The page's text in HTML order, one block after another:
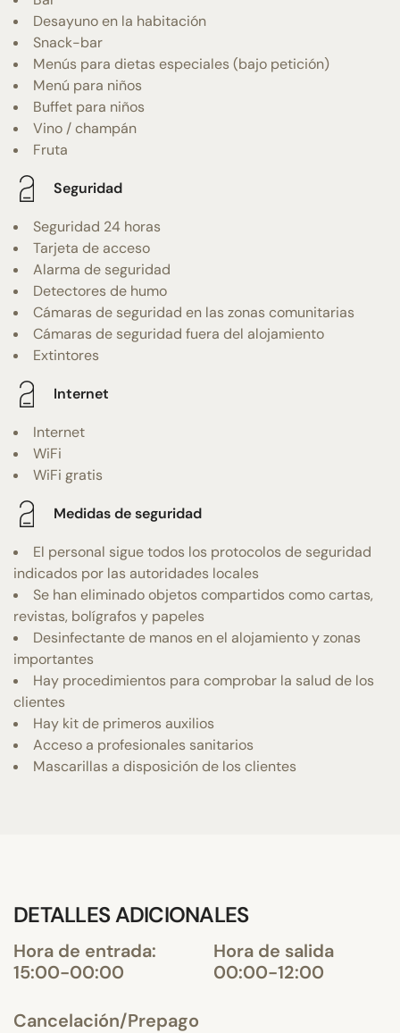
Desayuno en la habitación
Snack-bar
Menús para dietas especiales (bajo petición)
Menú para niños
Buffet para niños
Vino / champán
Fruta
Seguridad
Seguridad 24 horas
Tarjeta de acceso
Alarma de seguridad
Detectores de humo
Cámaras de seguridad en las zonas comunitarias
Cámaras de seguridad fuera del alojamiento
Extintores
Internet
Internet
WiFi
WiFi gratis
Medidas de seguridad
El personal sigue todos los protocolos de seguridad
indicados por las autoridades locales
Se han eliminado objetos compartidos como cartas,
revistas, bolígrafos y papeles
Desinfectante de manos en el alojamiento y zonas
importantes
Hay procedimientos para comprobar la salud de los
clientes
Hay kit de primeros auxilios
Acceso a profesionales sanitarios
Mascarillas a disposición de los clientes
DETALLES ADICIONALES
Hora de entrada:
15:00-00:00
Hora de salida
00:00-12:00
Cancelación/Prepago